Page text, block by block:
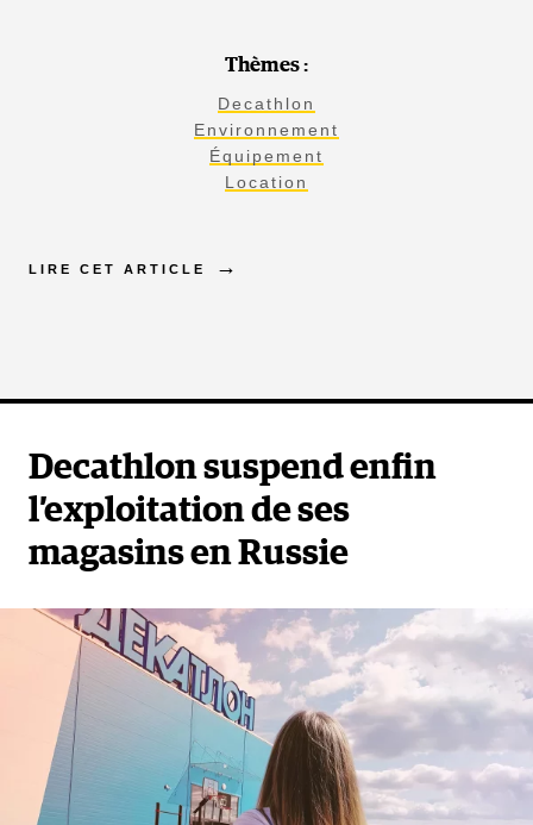
Thèmes :
Decathlon
Environnement
Équipement
Location
LIRE CET ARTICLE
Decathlon suspend enfin
l’exploitation de ses
magasins en Russie